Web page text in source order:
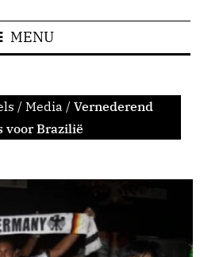
MENU
/ Media / Vernederend
voor Brazilië